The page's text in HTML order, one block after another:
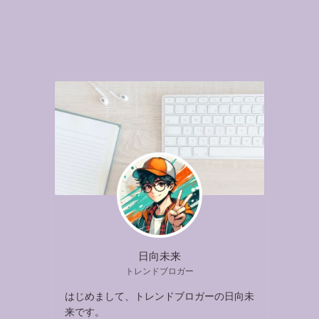
日向未来
トレンドブロガー
はじめまして、トレンドブロガーの日向未
来です。